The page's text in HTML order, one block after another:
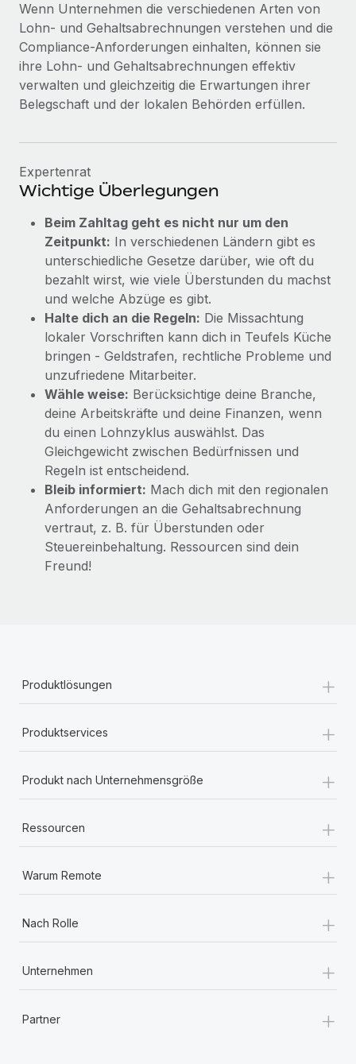
Wenn Unternehmen die verschiedenen Arten von
Lohn- und Gehaltsabrechnungen verstehen und die
Compliance-Anforderungen einhalten, können sie
ihre Lohn- und Gehaltsabrechnungen effektiv
verwalten und gleichzeitig die Erwartungen ihrer
Belegschaft und der lokalen Behörden erfüllen.
Expertenrat
Wichtige Überlegungen
Beim Zahltag geht es nicht nur um den
Zeitpunkt: In verschiedenen Ländern gibt es
unterschiedliche Gesetze darüber, wie oft du
bezahlt wirst, wie viele Überstunden du machst
und welche Abzüge es gibt.
Halte dich an die Regeln: Die Missachtung
lokaler Vorschriften kann dich in Teufels Küche
bringen - Geldstrafen, rechtliche Probleme und
unzufriedene Mitarbeiter.
Wähle weise: Berücksichtige deine Branche,
deine Arbeitskräfte und deine Finanzen, wenn
du einen Lohnzyklus auswählst. Das
Gleichgewicht zwischen Bedürfnissen und
Regeln ist entscheidend.
Bleib informiert: Mach dich mit den regionalen
Anforderungen an die Gehaltsabrechnung
vertraut, z. B. für Überstunden oder
Steuereinbehaltung. Ressourcen sind dein
Freund!
Produktlösungen +
Produktservices +
Produkt nach Unternehmensgröße +
Ressourcen +
Warum Remote +
Nach Rolle +
Unternehmen +
Partner +